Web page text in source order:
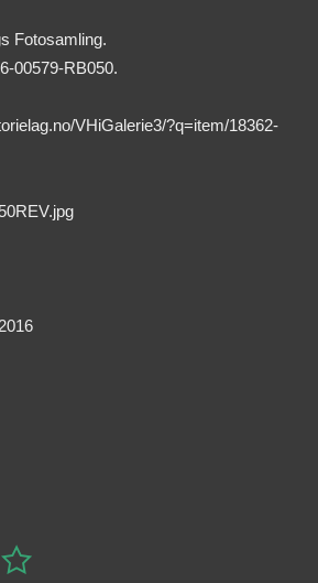
Fotosamling.
00579-RB050.
VHiGalerie3/?q=item/18362-
